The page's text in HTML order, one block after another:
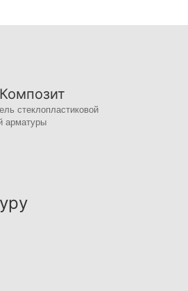
стеклопластиковой
арматуры